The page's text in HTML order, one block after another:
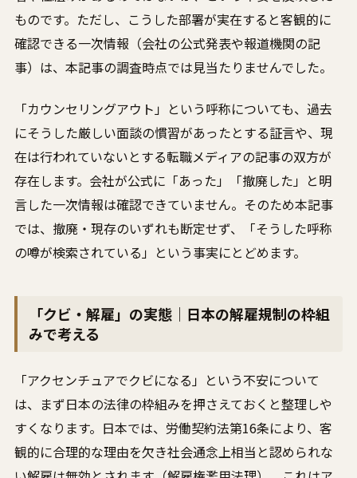
ものです。ただし、こうした部署が実在すると客観的に
確認できる一次情報（会社の公式発表や報道機関の記
事）は、本記事の調査時点では見当たりませんでした。
「カウンセリングアウト」という呼称についても、過去
にそうした厳しい面談の慣習があったとする証言や、現
在は行われていないとする転職メディアの記事の双方が
存在します。会社が公式に「あった」「撤廃した」と明
言した一次情報は確認できていません。そのため本記事
では、撤廃・現存のいずれも断定せず、「そうした呼称
の噂が検索されている」という事実にとどめます。
「クビ・解雇」の実態｜日本の解雇規制の枠組
みで考える
「アクセンチュアでクビになる」という不安について
は、まず日本の法律の枠組みを押さえておくと整理しや
すくなります。日本では、労働契約法第16条により、客
観的に合理的な理由を欠き社会通念上相当と認められな